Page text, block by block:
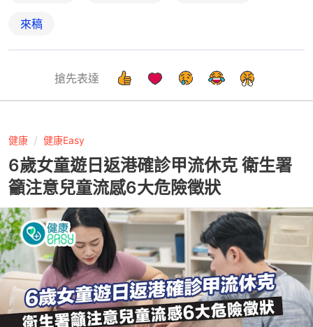
來稿
搶先表達
健康 健康Easy
6歲女童遊日返港確診甲流休克 衛生署
籲注意兒童流感6大危險徵狀